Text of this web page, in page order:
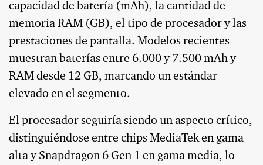
capacidad de batería (mAh), la cantidad de
memoria RAM (GB), el tipo de procesador y las
prestaciones de pantalla. Modelos recientes
muestran baterías entre 6.000 y 7.500 mAh y
RAM desde 12 GB, marcando un estándar
elevado en el segmento.
El procesador seguiría siendo un aspecto crítico,
distinguiéndose entre chips MediaTek en gama
alta y Snapdragon 6 Gen 1 en gama media, lo